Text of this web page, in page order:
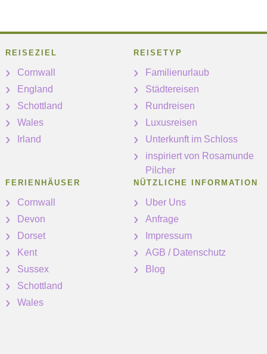
REISEZIEL
Cornwall
England
Schottland
Wales
Irland
REISETYP
Familienurlaub
Städtereisen
Rundreisen
Luxusreisen
Unterkunft im Schloss
inspiriert von Rosamunde
Pilcher
FERIENHÄUSER
Cornwall
Devon
Dorset
Kent
Sussex
Schottland
Wales
NÜTZLICHE INFORMATION
Uber Uns
Anfrage
Impressum
AGB / Datenschutz
Blog